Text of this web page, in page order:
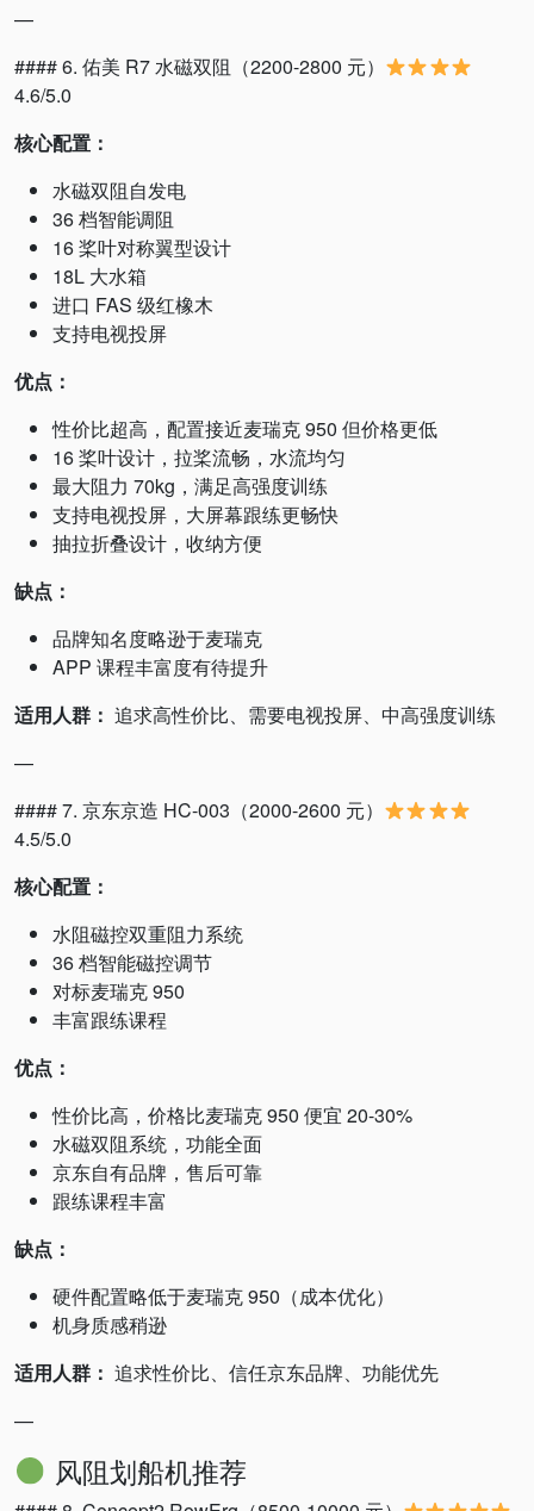
—
#### 6. 佑美 R7 水磁双阻（2200-2800 元）
4.6/5.0
核心配置：
水磁双阻自发电
36 档智能调阻
16 桨叶对称翼型设计
18L 大水箱
进口 FAS 级红橡木
支持电视投屏
优点：
性价比超高，配置接近麦瑞克 950 但价格更低
16 桨叶设计，拉桨流畅，水流均匀
最大阻力 70kg，满足高强度训练
支持电视投屏，大屏幕跟练更畅快
抽拉折叠设计，收纳方便
缺点：
品牌知名度略逊于麦瑞克
APP 课程丰富度有待提升
适用人群： 追求高性价比、需要电视投屏、中高强度训练
—
#### 7. 京东京造 HC-003（2000-2600 元）
4.5/5.0
核心配置：
水阻磁控双重阻力系统
36 档智能磁控调节
对标麦瑞克 950
丰富跟练课程
优点：
性价比高，价格比麦瑞克 950 便宜 20-30%
水磁双阻系统，功能全面
京东自有品牌，售后可靠
跟练课程丰富
缺点：
硬件配置略低于麦瑞克 950（成本优化）
机身质感稍逊
适用人群： 追求性价比、信任京东品牌、功能优先
—
风阻划船机推荐